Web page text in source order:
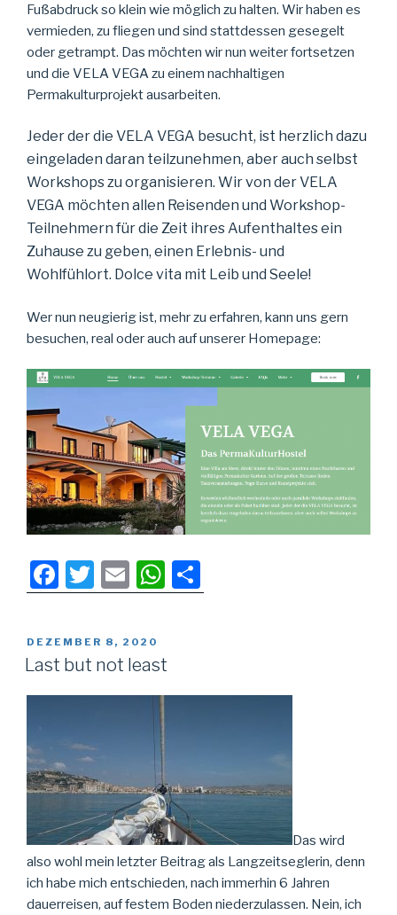
Fußabdruck so klein wie möglich zu halten. Wir haben es
vermieden, zu fliegen und sind stattdessen gesegelt
oder getrampt. Das möchten wir nun weiter fortsetzen
und die VELA VEGA zu einem nachhaltigen
Permakulturprojekt ausarbeiten.
Jeder der die VELA VEGA besucht, ist herzlich dazu
eingeladen daran teilzunehmen, aber auch selbst
Workshops zu organisieren. Wir von der VELA
VEGA möchten allen Reisenden und Workshop-
Teilnehmern für die Zeit ihres Aufenthaltes ein
Zuhause zu geben, einen Erlebnis- und
Wohlfühlort. Dolce vita mit Leib und Seele!
Wer nun neugierig ist, mehr zu erfahren, kann uns gern
besuchen, real oder auch auf unserer Homepage:
F
a
c
e
b
o
k
T
wi
tt
er
E
m
ail
W
h
s
A
p
eil
VERÖFFENTLICHT
AM
DEZEMBER 8, 2020
Last but not least
Das wird
also wohl mein letzter Beitrag als Langzeitseglerin, denn
ich habe mich entschieden, nach immerhin 6 Jahren
dauerreisen, auf festem Boden niederzulassen. Nein, ich